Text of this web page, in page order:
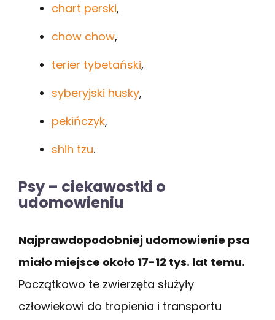
chart perski,
chow chow,
terier tybetański,
syberyjski husky,
pekińczyk,
shih tzu.
Psy – ciekawostki o
udomowieniu
Najprawdopodobniej udomowienie psa
miało miejsce około 17-12 tys. lat temu.
Początkowo te zwierzęta służyły
człowiekowi do tropienia i transportu